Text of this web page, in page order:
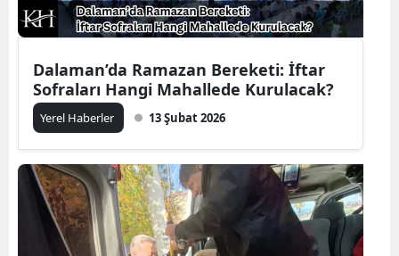
Dalaman’da Ramazan Bereketi: İftar
Sofraları Hangi Mahallede Kurulacak?
Yerel Haberler 13 Şubat 2026